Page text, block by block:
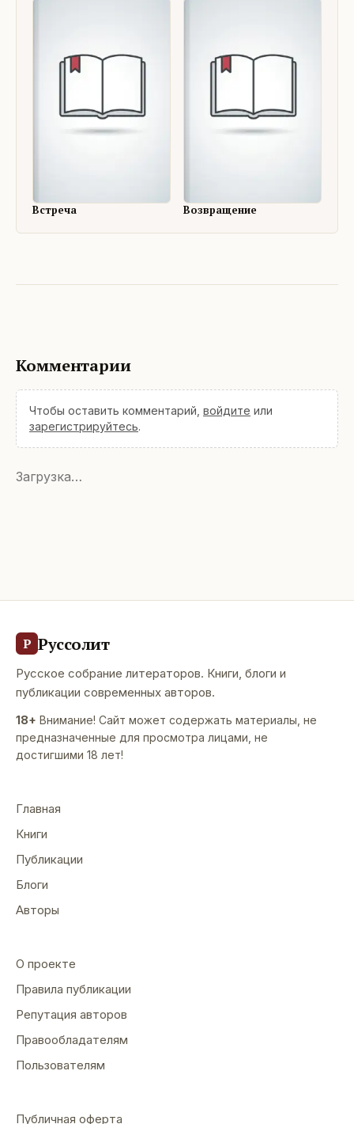
Встреча Возвращение
Комментарии
Чтобы оставить комментарий, войдите или
зарегистрируйтесь.
Загрузка…
Р Руссолит
Русское собрание литераторов. Книги, блоги и
публикации современных авторов.
18+ Внимание! Сайт может содержать материалы, не
предназначенные для просмотра лицами, не
достигшими 18 лет!
Главная
Книги
Публикации
Блоги
Авторы
О проекте
Правила публикации
Репутация авторов
Правообладателям
Пользователям
Публичная оферта